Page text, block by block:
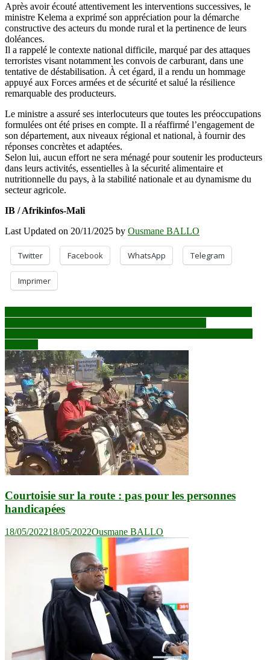
Après avoir écouté attentivement les interventions successives, le
ministre Kelema a exprimé son appréciation pour la démarche
constructive des acteurs du monde rural et la pertinence de leurs
doléances.
Il a rappelé le contexte national difficile, marqué par des attaques
terroristes visant notamment les convois de carburant, dans une
tentative de déstabilisation. À cet égard, il a rendu un hommage
appuyé aux Forces armées et de sécurité et salué la résilience
remarquable des producteurs.
Le ministre a assuré ses interlocuteurs que toutes les préoccupations
formulées ont été prises en compte. Il a réaffirmé l’engagement de
son département, aux niveaux régional et national, à fournir des
réponses concrètes et adaptées.
Selon lui, aucun effort ne sera ménagé pour soutenir les producteurs
dans leurs activités, essentielles à la sécurité alimentaire et
nutritionnelle du pays, à la stabilité nationale et au dynamisme du
secteur agricole.
IB / Afrikinfos-Mali
Last Updated on 20/11/2025 by Ousmane BALLO
Twitter Facebook WhatsApp Telegram
Imprimer
Navigation
de
l’article
Courtoisie sur la route : pas pour les personnes
handicapées
18/05/202218/05/2022Ousmane BALLO